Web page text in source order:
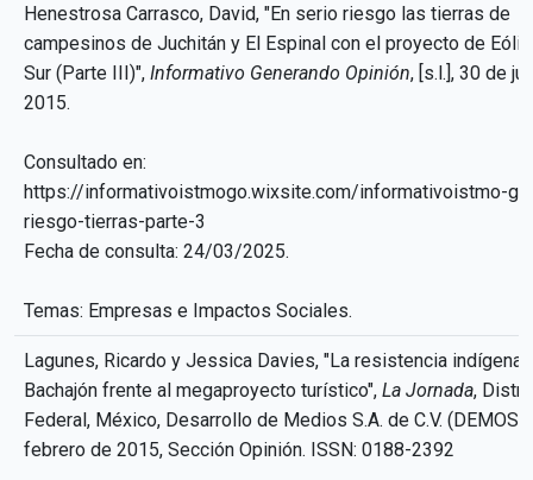
Henestrosa Carrasco, David, "En serio riesgo las tierras de
campesinos de Juchitán y El Espinal con el proyecto de
Sur (Parte III)", Informativo Generando Opinión, [s.l.], 30 de
2015.
Consultado en:
https://informativoistmogo.wixsite.com/informativoistmo-
riesgo-tierras-parte-3
Fecha de consulta: 24/03/2025.
Temas: Empresas e Impactos Sociales.
Lagunes, Ricardo y Jessica Davies, "La resistencia indígena
Bachajón frente al megaproyecto turístico", La Jornada,
Federal, México, Desarrollo de Medios S.A. de C.V.
febrero de 2015, Sección Opinión. ISSN: 0188-2392